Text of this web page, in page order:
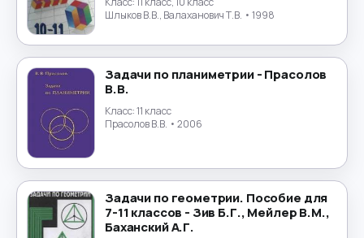
Физика
Финансы
Финский язык
Французский язык →
Химия →
Шлыков В.В., Валаханович Т.В. • 1998
Задачи по планиметрии - Прасолов
В.В.
Класс:11 класс
Прасолов В.В. • 2006
Задачи по геометрии. Пособие для
7-11 классов - Зив Б.Г., Мейлер В.М.,
Баханский А.Г.